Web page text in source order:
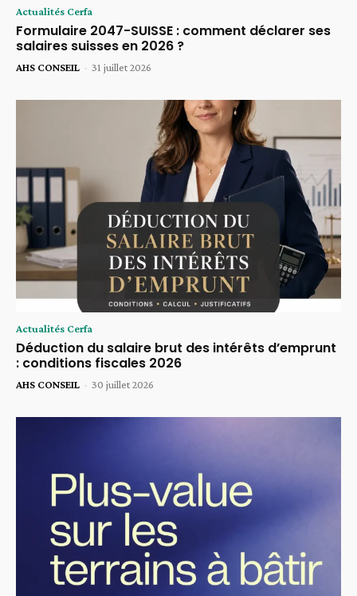
Actualités Cerfa
Formulaire 2047-SUISSE : comment déclarer ses
salaires suisses en 2026 ?
AHS CONSEIL - 31 juillet 2026
Actualités Cerfa
Déduction du salaire brut des intérêts d’emprunt
: conditions fiscales 2026
AHS CONSEIL - 30 juillet 2026